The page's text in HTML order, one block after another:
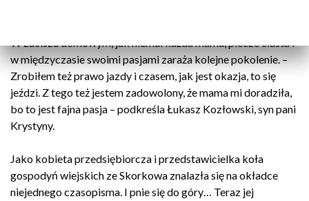
W zaciszu domowym, jak niemal każda mama, piecze ciasta i
w międzyczasie swoimi pasjami zaraża kolejne pokolenie. –
Zrobiłem też prawo jazdy i czasem, jak jest okazja, to się
jeździ. Z tego też jestem zadowolony, że mama mi doradziła,
bo to jest fajna pasja – podkreśla Łukasz Kozłowski, syn pani
Krystyny.
Jako kobieta przedsiębiorcza i przedstawicielka koła
gospodyń wiejskich ze Skorkowa znalazła się na okładce
niejednego czasopisma. I pnie się do góry… Teraz jej